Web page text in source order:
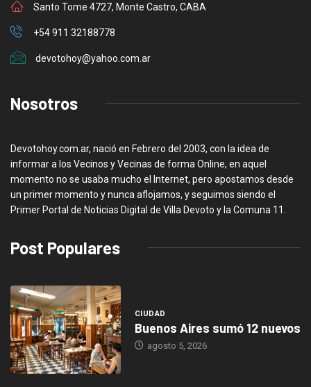
Santo Tome 4727, Monte Castro, CABA
+54 911 32188778
devotohoy@yahoo.com.ar
Nosotros
Devotohoy.com.ar, nació en Febrero del 2003, con la idea de
informar a los Vecinos y Vecinas de forma Online, en aquel
momento no se usaba mucho el Internet, pero apostamos desde
un primer momento y nunca aflojamos, y seguimos siendo el
Primer Portal de Noticias Digital de Villa Devoto y la Comuna 11.
Post Populares
CIUDAD
Buenos Aires sumó 12 nuevos
agosto 5, 2026